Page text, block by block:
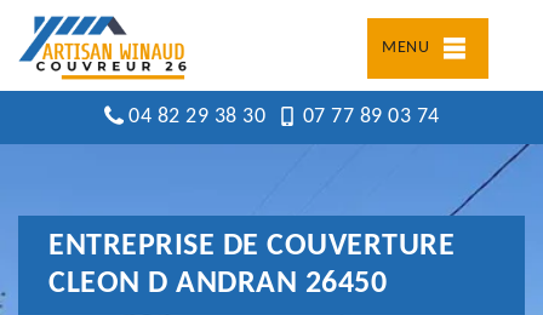
MENU
04 82 29 38 30 07 77 89 03 74
ENTREPRISE DE COUVERTURE
CLEON D ANDRAN 26450